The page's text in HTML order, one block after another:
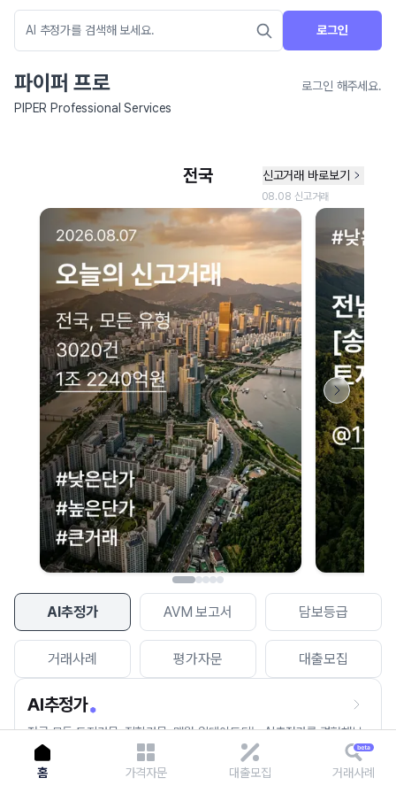
로그인
파이퍼 프로
로그인 해주세요.
PIPER Professional Services
AI추정가 AVM 보고서 담보등급
거래사례 평가자문 대출모집
AI추정가
전국 모든 토지건물, 집합건물, 매월 업데이트되는 AI추정가를 경험해보
세요.
네이버 지도 연결 안내
현재 네이버 지도 연결이 원활하지 않아 지도를 불러올 수 없습니다.
이용에 불편을 드려 죄송합니다.
다시 시도
홈 가격자문 대출모집 거래사례